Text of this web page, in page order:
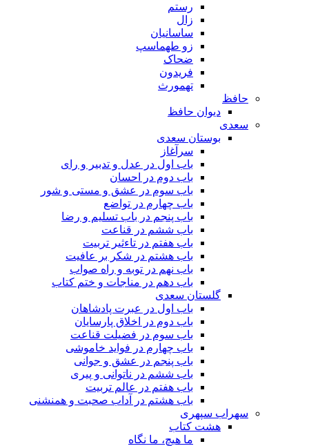
رستم
زال
ساسانیان
زو طهماسپ‏
ضحاک
فریدون
تهمورث
حافظ
دیوان حافظ
سعدی
بوستان سعدی
سرآغاز
باب اول در عدل و تدبیر و رای
باب دوم در احسان
باب سوم در عشق و مستی و شور
باب چهارم در تواضع
باب پنجم در باب تسلیم و رضا
باب ششم در قناعت
باب هفتم در تاءثیر تربیت
باب هشتم در شکر بر عافیت
باب نهم در توبه و راه صواب
باب دهم در مناجات و ختم کتاب
گلستان سعدی
باب اول در عبرت پادشاهان
باب دوم در اخلاق پارسایان
باب سوم در فضیلت قناعت
باب چهارم در فواید خاموشى
باب پنجم در عشق و جوانى
باب ششم در ناتوانى و پیرى
باب هفتم در عالم تربیت
باب هشتم در آداب صحبت و همنشنى
سهراب سپهری
هشت کتاب
ما هیچ، ما نگاه